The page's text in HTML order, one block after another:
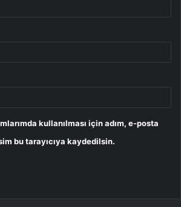
kullanılması için adım, e-posta
bu tarayıcıya kaydedilsin.